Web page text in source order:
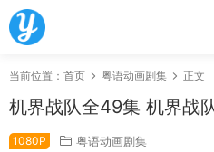
当前位置： 首页 粤语动画剧集 正文
机界战队全49集 机界战
1080P 粤语动画剧集